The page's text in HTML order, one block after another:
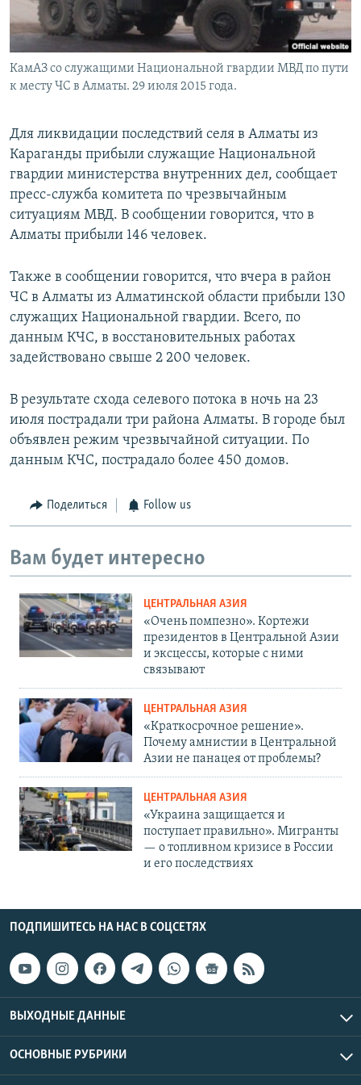
КамАЗ со служащими Национальной гвардии МВД по пути
к месту ЧС в Алматы. 29 июля 2015 года.
Для ликвидации последствий селя в Алматы из
Караганды прибыли служащие Национальной
гвардии министерства внутренних дел, сообщает
пресс-служба комитета по чрезвычайным
ситуациям МВД. В сообщении говорится, что в
Алматы прибыли 146 человек.
Также в сообщении говорится, что вчера в район
ЧС в Алматы из Алматинской области прибыли 130
служащих Национальной гвардии. Всего, по
данным КЧС, в восстановительных работах
задействовано свыше 2 200 человек.
В результате схода селевого потока в ночь на 23
июля пострадали три района Алматы. В городе был
объявлен режим чрезвычайной ситуации. По
данным КЧС, пострадало более 450 домов.
Поделиться Follow us
Вам будет интересно
ЦЕНТРАЛЬНАЯ АЗИЯ
«Очень помпезно». Кортежи
президентов в Центральной Азии
и эксцессы, которые с ними
связывают
ЦЕНТРАЛЬНАЯ АЗИЯ
«Краткосрочное решение».
Почему амнистии в Центральной
Азии не панацея от проблемы?
ЦЕНТРАЛЬНАЯ АЗИЯ
«Украина защищается и
поступает правильно». Мигранты
— о топливном кризисе в России
и его последствиях
ПОДПИШИТЕСЬ НА НАС В СОЦСЕТЯХ
ВЫХОДНЫЕ ДАННЫЕ
ОСНОВНЫЕ РУБРИКИ